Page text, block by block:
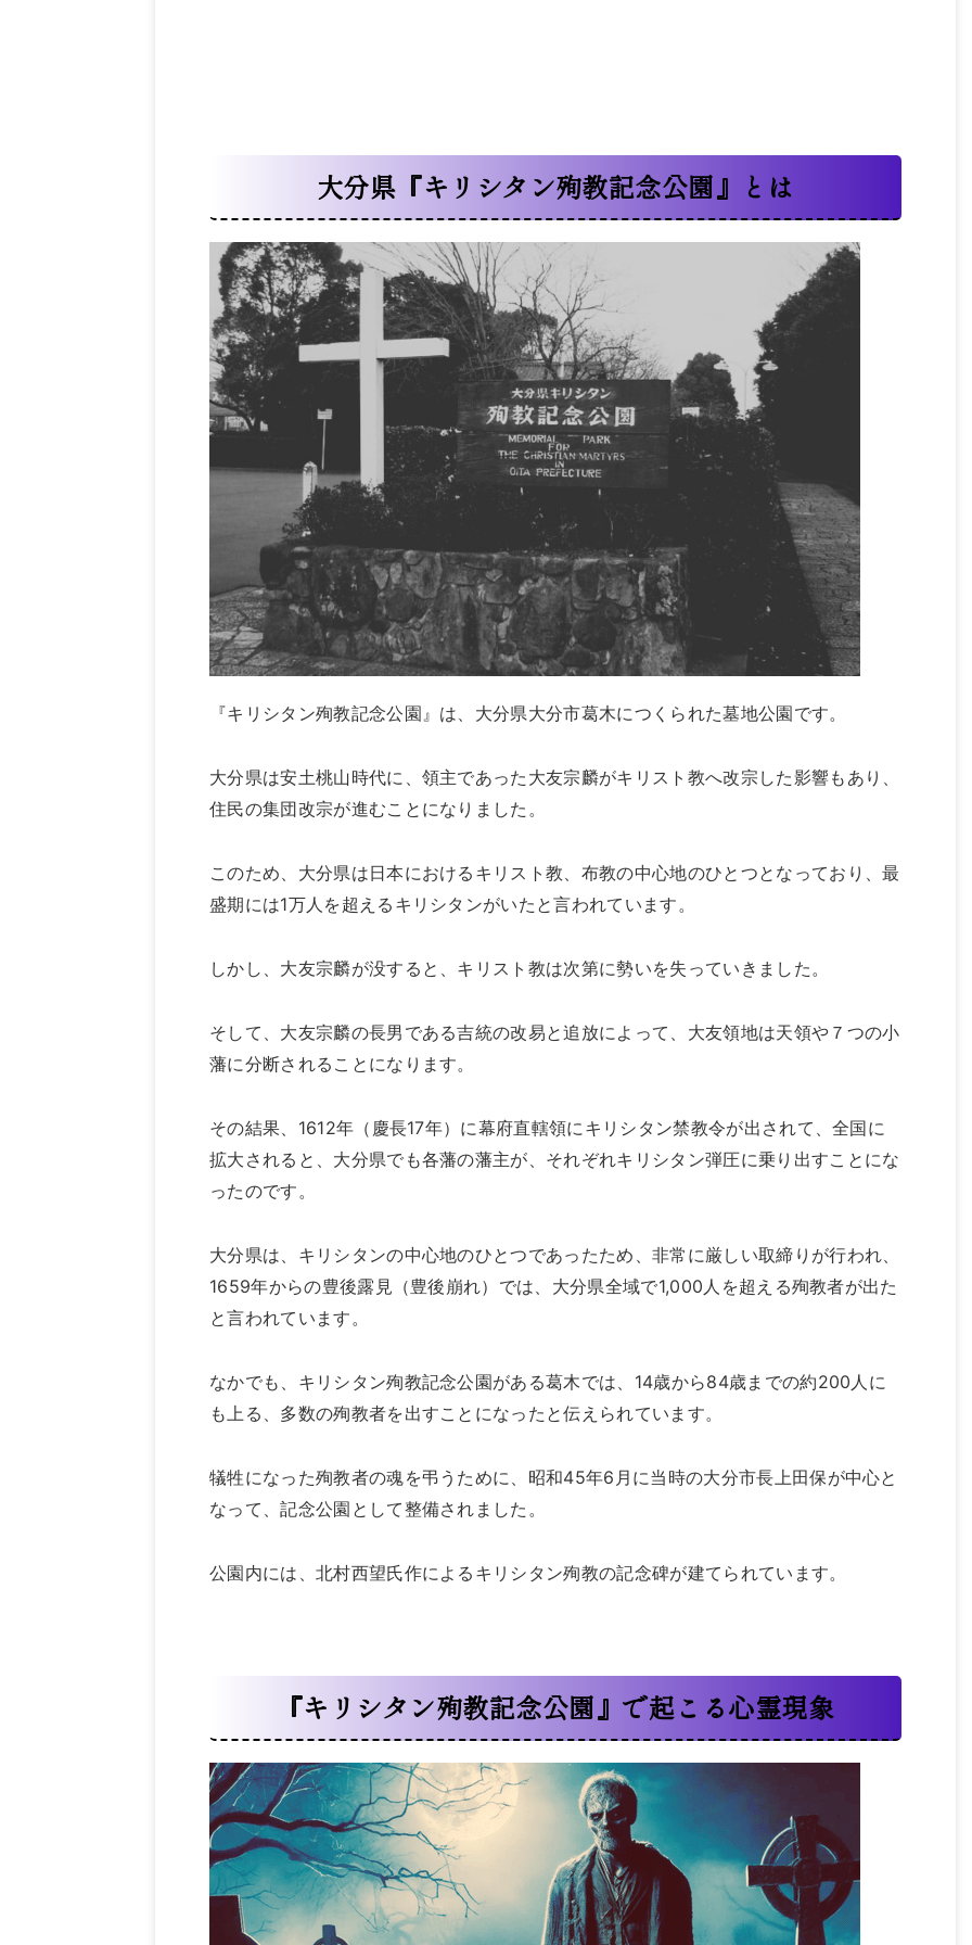
大分県『キリシタン殉教記念公園』とは
『キリシタン殉教記念公園』は、大分県大分市葛木につくられた墓地公園です。
大分県は安土桃山時代に、領主であった大友宗麟がキリスト教へ改宗した影響もあり、
住民の集団改宗が進むことになりました。
このため、大分県は日本におけるキリスト教、布教の中心地のひとつとなっており、最
盛期には1万人を超えるキリシタンがいたと言われています。
しかし、大友宗麟が没すると、キリスト教は次第に勢いを失っていきました。
そして、大友宗麟の長男である吉統の改易と追放によって、大友領地は天領や７つの小
藩に分断されることになります。
その結果、1612年（慶長17年）に幕府直轄領にキリシタン禁教令が出されて、全国に
拡大されると、大分県でも各藩の藩主が、それぞれキリシタン弾圧に乗り出すことにな
ったのです。
大分県は、キリシタンの中心地のひとつであったため、非常に厳しい取締りが行われ、
1659年からの豊後露見（豊後崩れ）では、大分県全域で1,000人を超える殉教者が出た
と言われています。
なかでも、キリシタン殉教記念公園がある葛木では、14歳から84歳までの約200人に
も上る、多数の殉教者を出すことになったと伝えられています。
犠牲になった殉教者の魂を弔うために、昭和45年6月に当時の大分市長上田保が中心と
なって、記念公園として整備されました。
公園内には、北村西望氏作によるキリシタン殉教の記念碑が建てられています。
『キリシタン殉教記念公園』で起こる心霊現象